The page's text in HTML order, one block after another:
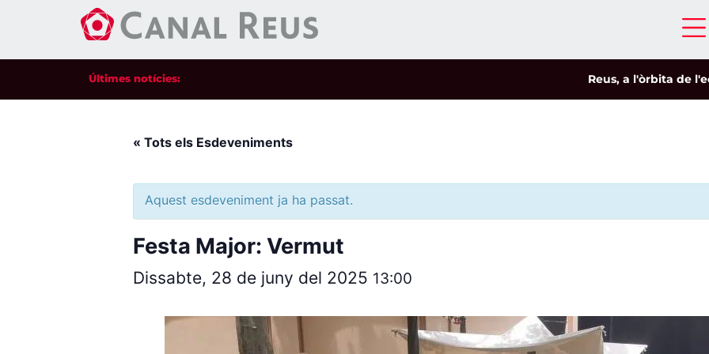
Últimes notícies: Reus, a l'òrbita de
« Tots els Esdeveniments
Aquest esdeveniment ja ha passat.
Festa Major: Vermut
Dissabte, 28 de juny del 2025 13:00